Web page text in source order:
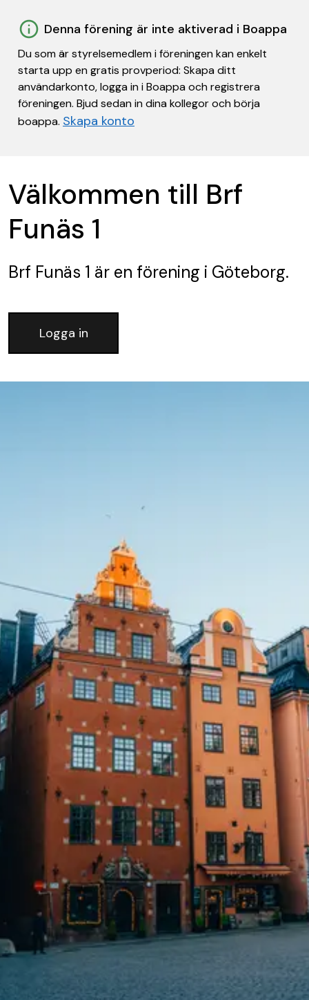
Denna förening är inte aktiverad i Boappa
Du som är styrelsemedlem i föreningen kan enkelt
starta upp en gratis provperiod: Skapa ditt
användarkonto, logga in i Boappa och registrera
föreningen. Bjud sedan in dina kollegor och börja
boappa. Skapa konto
Välkommen till Brf
Funäs 1
Brf Funäs 1 är en förening i Göteborg.
Logga in